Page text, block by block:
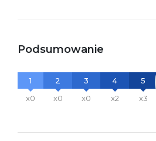
Podsumowanie
1
x0
2
x0
3
x0
4
x2
5
x3